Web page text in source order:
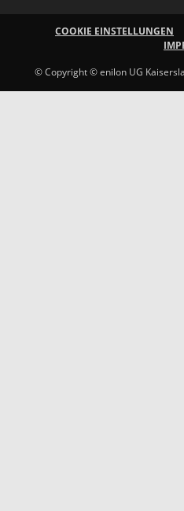
COOKIE EINSTELLUNGEN
© Copyright © enilon UG